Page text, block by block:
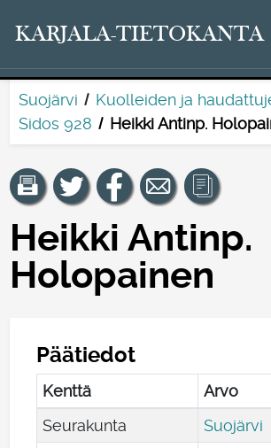
KARJALA-TIETOKANTA
Suojärvi
Kuolleiden ja
Sidos 928
Heikki Antinp.
Heikki Antinp.
Holopainen
Päätiedot
Kenttä
Arvo
Seurakunta
Suojärvi